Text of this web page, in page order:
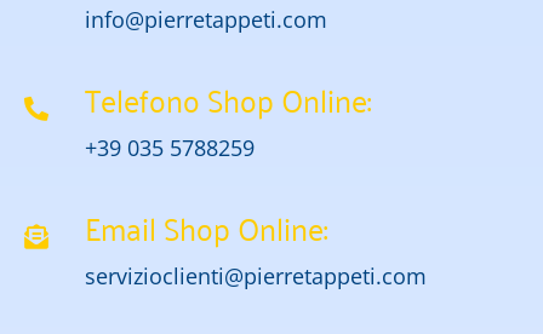
info@pierretappeti.com
Telefono Shop Online:
+39 035 5788259
Email Shop Online:
servizioclienti@pierretappeti.com